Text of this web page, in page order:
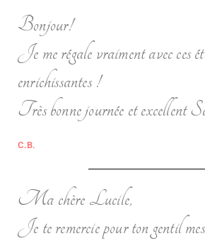
Bonjour!
Je me régale vraiment avec ces
enrichissantes !
Très bonne journée et excellent
C.B.
Ma chère Lucile,
Je te remercie pour ton gentil